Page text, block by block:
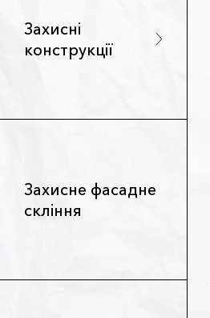
Захисні
конструкції
Захисне фасадне
скління